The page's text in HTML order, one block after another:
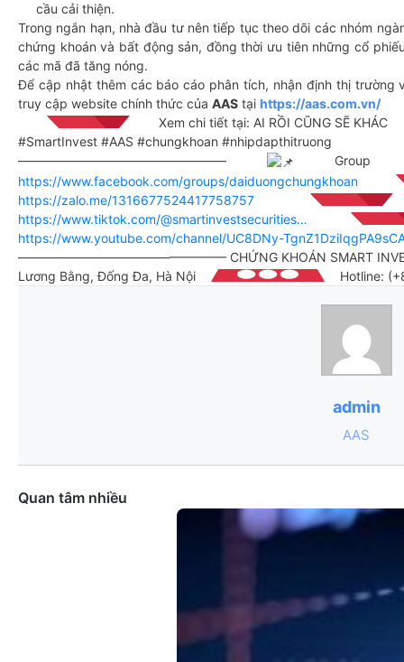
cầu cải thiện.
Trong ngắn hạn, nhà đầu tư nên tiếp tục theo dõi các nhóm
chứng khoán và bất động sản, đồng thời ưu tiên những cổ
các mã đã tăng nóng.
Để cập nhật thêm các báo cáo phân tích, nhận định thị
truy cập website chính thức của AAS tại https://aas.com.vn/
Xem chi tiết tại: AI RỒI CŨNG SẼ KHÁC
#SmartInvest #AAS #chungkhoan #nhipdapthitruong
————————————————–
Group
https://www.facebook.com/groups/daiduongchungkhoan
https://zalo.me/1316677524417758757
https://www.tiktok.com/@smartinvestsecurities…
https://www.youtube.com/channel/UC8DNy-
————————————————– CHỨNG KHOÁN SMART
Lương Bằng, Đống Đa, Hà Nội
Hotline:
admin
AAS
Quan tâm nhiều